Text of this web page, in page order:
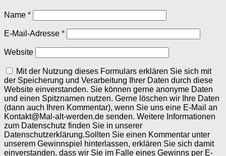
Name *
E-Mail-Adresse *
Website
Mit der Nutzung dieses Formulars erklären Sie sich mit
der Speicherung und Verarbeitung Ihrer Daten durch diese
Website einverstanden. Sie können gerne anonyme Daten
und einen Spitznamen nutzen. Gerne löschen wir Ihre Daten
(dann auch Ihren Kommentar), wenn Sie uns eine E-Mail an
Kontakt@Mal-alt-werden.de senden. Weitere Informationen
zum Datenschutz finden Sie in unserer
Datenschutzerklärung.Sollten Sie einen Kommentar unter
unserem Gewinnspiel hinterlassen, erklären Sie sich damit
einverstanden, dass wir Sie im Falle eines Gewinns per E-